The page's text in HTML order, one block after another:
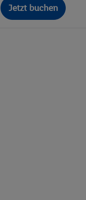
Jetzt buchen